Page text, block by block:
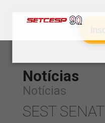
Notícias
Notícias
SEST SENAT